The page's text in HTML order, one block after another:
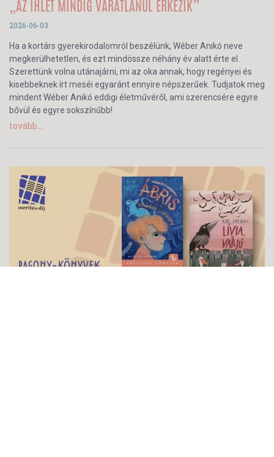
„AZ IHLET MINDIG VÁRATLANUL ÉRKEZIK”
2026-06-03
Ha a kortárs gyerekirodalomról beszélünk, Wéber Anikó neve
megkerülhetetlen, és ezt mindössze néhány év alatt érte el.
Szerettünk volna utánajárni, mi az oka annak, hogy regényei és
kisebbeknek írt meséi egyaránt ennyire népszerűek. Tudjatok meg
mindent Wéber Anikó eddigi életművéről, ami szerencsére egyre
bővül és egyre sokszínűbb!
tovább...